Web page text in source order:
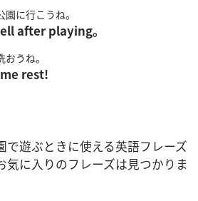
に行こうね。
after playing。
うね。
rest!
で遊ぶときに使える英語フレーズ
気に入りのフレーズは見つかりま